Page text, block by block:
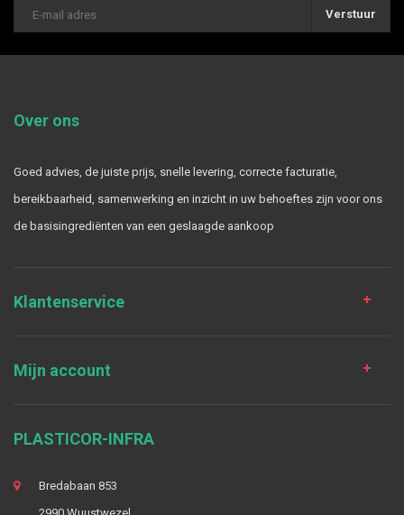
Verstuur
Over ons
Goed advies, de juiste prijs, snelle levering, correcte facturatie,
bereikbaarheid, samenwerking en inzicht in uw behoeftes zijn voor ons
de basisingrediënten van een geslaagde aankoop
Klantenservice
Mijn account
PLASTICOR-INFRA
Bredabaan 853